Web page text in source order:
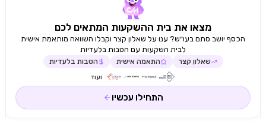
מצאו את בית ההשקעות המתאים לכם
הכסף יושב סתם בעו״ש? ענו על שאלון קצר וקבלו השוואה מותאמת אישית
לבית השקעות עם הטבות בלעדיות
שאלון קצר התאמה אישית הטבות בלעדיות
ועוד
התחילו עכשיו